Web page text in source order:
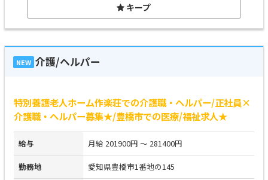
キープ
NEW 介護/ヘルパー
特別養護老人ホーム作楽荘での介護職・ヘルパー/正社員×
介護職・ヘルパー募集★/豊橋市での医療/福祉求人★
給与 月給 201900円 ～ 281400円
勤務地 愛知県豊橋市1番地の145